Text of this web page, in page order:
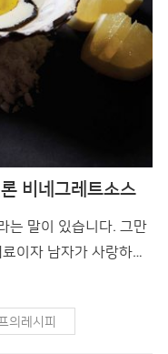
비네그레트소스
는 말이 있습니다. 그만
이자 남자가 사랑하는
고, 새롭고, 맛있게 즐
로운 드레싱을 이용해
의레시피